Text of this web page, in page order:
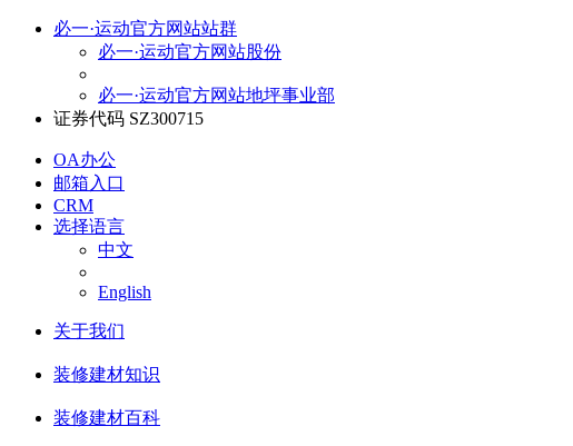
必一·运动官方网站站群
必一·运动官方网站股份
必一·运动官方网站地坪事业部
证券代码 SZ300715
OA办公
邮箱入口
CRM
选择语言
中文
English
关于我们
装修建材知识
装修建材百科